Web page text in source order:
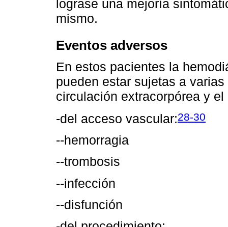
lograse una mejoría
mismo.
Eventos adversos
En estos pacientes la
pueden estar sujetas a
circulación extracorpórea y
-del acceso vascular:28-30
--hemorragia
--trombosis
--infección
--disfunción